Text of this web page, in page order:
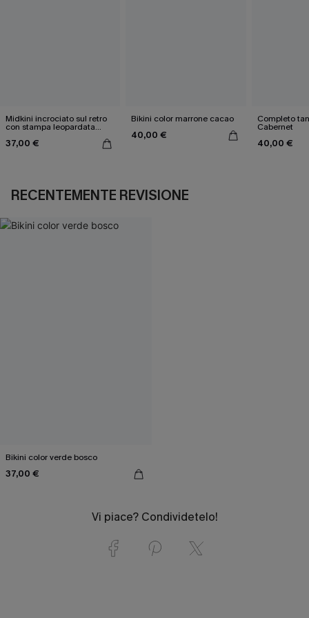
Midkini incrociato sul retro
con stampa leopardata
37,00 €
Bikini color marrone cacao
40,00 €
Completo
Cabernet
40,00 €
RECENTEMENTE REVISIONE
Bikini color verde bosco
37,00 €
Vi piace? Condividetelo!